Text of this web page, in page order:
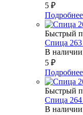
5 ₽
Подробнее
Быстрый
Спица 263
В наличии
5 ₽
Подробнее
Быстрый
Спица 264
В наличии